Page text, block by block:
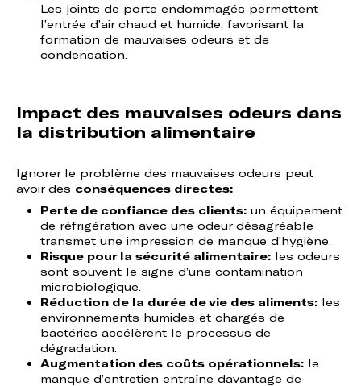
Les joints de porte endommagés permettent
l’entrée d’air chaud et humide, favorisant la
formation de mauvaises odeurs et de
condensation.
Impact des mauvaises odeurs dans
la distribution alimentaire
Ignorer le problème des mauvaises odeurs peut
avoir des conséquences directes:
Perte de confiance des clients:un équipement
de réfrigération avec une odeur désagréable
transmet une impression de manque d’hygiène.
Risque pour la sécurité alimentaire:les odeurs
sont souvent le signe d’une contamination
microbiologique.
Réduction de la durée de vie des aliments:les
environnements humides et chargés de
bactéries accélèrent le processus de
dégradation.
Augmentation des coûts opérationnels:le
manque d’entretien entraîne davantage de